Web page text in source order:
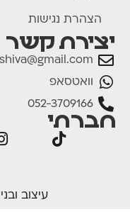
הצהרת נגישות
יצירת קשר
וואטסאפ
052-3709166
חברתי
עיצוב